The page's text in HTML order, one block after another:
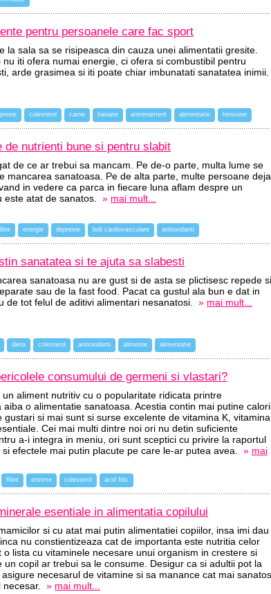
pentru persoanele care fac sport
la sala sa se risipeasca din cauza unei alimentatii gresite.
iti ofera numai energie, ci ofera si combustibil pentru
arde grasimea si iti poate chiar imbunatati sanatatea inimii.
colesterol carne banane antrenament alimentatie tensiune
de nutrienti bune si pentru slabit
de ce ar trebui sa mancam. Pe de-o parte, multa lume se
mancarea sanatoasa. Pe de alta parte, multe persoane deja
in vedere ca parca in fiecare luna aflam despre un
este atat de sanatos. » mai mult...
energie depresie boli cardiovasculare antioxidanti
sanatatea si te ajuta sa slabesti
sanatoasa nu are gust si de asta se plictisesc repede si
sau de la fast food. Pacat ca gustul ala bun e dat in
de tot felul de aditivi alimentari nesanatosi. » mai mult...
dieta colesterol antioxidanti alimente alimentatie
consumului de germeni si vlastari?
aliment nutritiv cu o popularitate ridicata printre
o alimentatie sanatoasa. Acestia contin mai putine
si mai sunt si surse excelente de vitamina K, vitamina
Cei mai multi dintre noi ori nu detin suficiente
a-i integra in meniu, ori sunt sceptici cu privire la raportul
efectele mai putin placute pe care le-ar putea avea. » mai
fibre enzime colesterol acid fitic
esentiale in alimentatia copilului
si cu atat mai putin alimentatiei copiilor, insa imi dau
nu constientizeaza cat de importanta este nutritia celor
o lista cu vitaminele necesare unui organism in crestere si
copil ar trebui sa le consume. Desigur ca si adultii pot la
necesarul de vitamine si sa manance cat mai sanatos
necesar. » mai mult...